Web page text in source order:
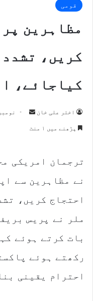
قومی
مظاہرین
کریں، تشدد
کیاجائے،
اختر علی خان
i
نومبر 26, 2024
پڑھنے میں ۱ منٹ
ترجمان امریکی
نے مظاہرین سے
احتجاج کریں،
ملر نے پریس
بات کرتے ہوئے
رکھتے ہوئے
احترام یقینی